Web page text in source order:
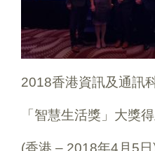
2018香港資訊及通訊
「智慧生活獎」大獎
(香港 – 2018年4月5